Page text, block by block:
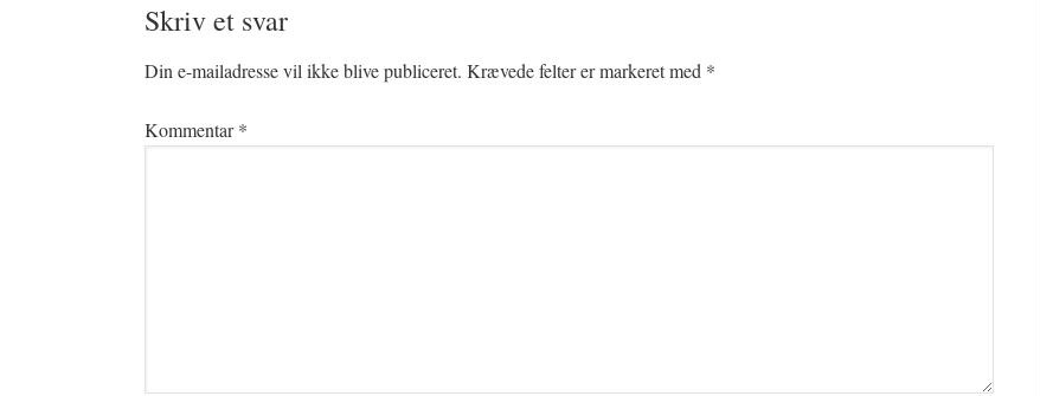
Skriv et svar
Din e-mailadresse vil ikke blive publiceret. Krævede felter er markeret med *
Kommentar*